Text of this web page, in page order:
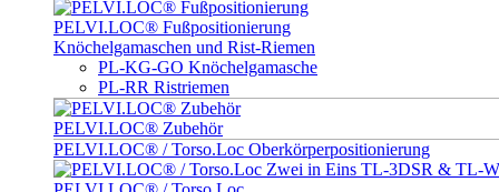
PELVI.LOC® Fußpositionierung
Knöchelgamaschen und Rist-Riemen
PL-KG-GO Knöchelgamasche
PL-RR Ristriemen
PELVI.LOC® Zubehör
PELVI.LOC® / Torso.Loc Oberkörperpositionierung